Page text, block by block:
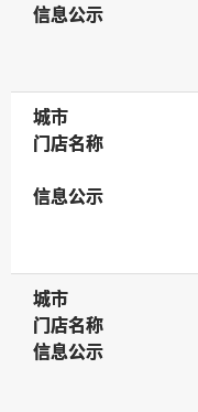
信息公示
信息公示
城市
城市
门店名称
门店名称
信息公示
信息公示
城市
城市
门店名称
门店名称
信息公示
信息公示